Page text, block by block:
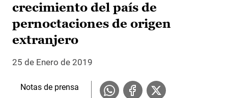
crecimiento del país de
pernoctaciones de origen
extranjero
25 de Enero de 2019
Notas de prensa